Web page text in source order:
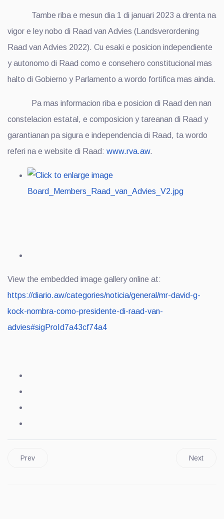
Tambe riba e mesun dia 1 di januari 2023 a drenta na
vigor e ley nobo di Raad van Advies (Landsverordening
Raad van Advies 2022). Cu esaki e posicion independiente
y autonomo di Raad como e consehero constitucional mas
halto di Gobierno y Parlamento a wordo fortifica mas ainda.
Pa mas informacion riba e posicion di Raad den nan
constelacion estatal, e composicion y tareanan di Raad y
garantianan pa sigura e independencia di Raad, ta wordo
referi na e website di Raad: www.rva.aw.
View the embedded image gallery online at:
https://diario.aw/categories/noticia/general/mr-david-g-
kock-nombra-como-presidente-di-raad-van-
advies#sigProId7a43cf74a4
Prev Next